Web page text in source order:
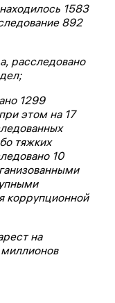
1583
892
расследовано
1299
этом на 17
тяжких
10
коррупционной
на